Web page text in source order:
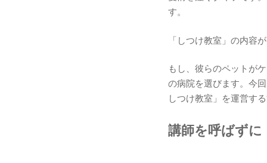
す。
「しつけ教室」の内容
もし、彼らのペットが
の病院を選びます。今
しつけ教室」を運営す
講師を呼ばずに